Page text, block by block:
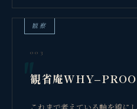
観察
003
観省庵